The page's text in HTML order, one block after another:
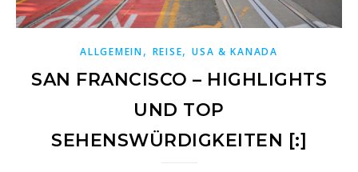
ALLGEMEIN, REISE,USA & KANADA
SAN FRANCISCO – HIGHLIGHTS
UND TOP
SEHENSWÜRDIGKEITEN [:]